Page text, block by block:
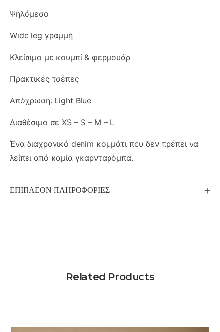
Ψηλόμεσο
Wide leg γραμμή
Κλείσιμο με κουμπί & φερμουάρ
Πρακτικές τσέπες
Απόχρωση: Light Blue
Διαθέσιμο σε XS – S – M – L
Ένα διαχρονικό denim κομμάτι που δεν πρέπει να
λείπει από καμία γκαρνταρόμπα.
ΕΠΙΠΛΈΟΝ ΠΛΗΡΟΦΟΡΊΕΣ
Related Products